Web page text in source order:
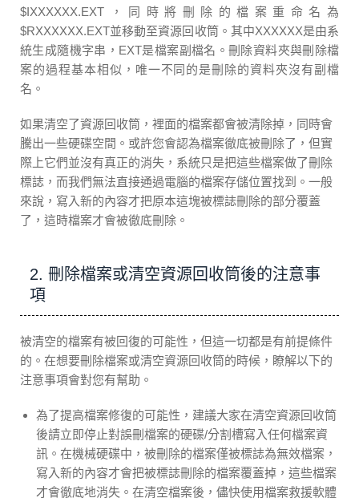
$IXXXXXX.EXT，同時將刪除的檔案重命名為
$RXXXXXX.EXT並移動至資源回收筒。其中XXXXXX是由系
統生成隨機字串，EXT是檔案副檔名。刪除資料夾與刪除檔
案的過程基本相似，唯一不同的是刪除的資料夾沒有副檔
名。
如果清空了資源回收筒，裡面的檔案都會被清除掉，同時會
騰出一些硬碟空間。或許您會認為檔案徹底被刪除了，但實
際上它們並沒有真正的消失，系統只是把這些檔案做了刪除
標誌，而我們無法直接通過電腦的檔案存儲位置找到。一般
來說，寫入新的內容才把原本這塊被標誌刪除的部分覆蓋
了，這時檔案才會被徹底刪除。
2. 刪除檔案或清空資源回收筒後的注意事
項
被清空的檔案有被回復的可能性，但這一切都是有前提條件
的。在想要刪除檔案或清空資源回收筒的時候，瞭解以下的
注意事項會對您有幫助。
為了提高檔案修復的可能性，建議大家在清空資源回收筒
後請立即停止對誤刪檔案的硬碟/分割槽寫入任何檔案資
訊。在機械硬碟中，被刪除的檔案僅被標誌為無效檔案，
寫入新的內容才會把被標誌刪除的檔案覆蓋掉，這些檔案
才會徹底地消失。在清空檔案後，儘快使用檔案救援軟體